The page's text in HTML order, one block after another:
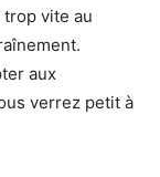
vite au
aux
verrez petit à